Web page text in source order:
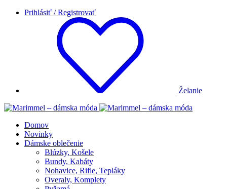
Prihlásiť / Registrovať
Želanie
Domov
Novinky
Dámske oblečenie
Blúzky, Košele
Bundy, Kabáty
Nohavice, Rifle, Tepláky
Overaly, Komplety